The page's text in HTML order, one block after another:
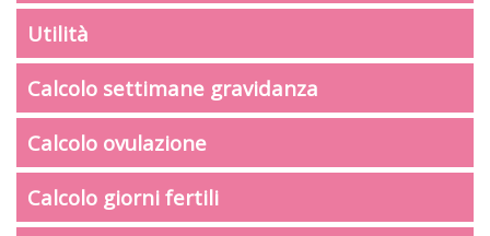
Utilità
Calcolo settimane gravidanza
Calcolo ovulazione
Calcolo giorni fertili